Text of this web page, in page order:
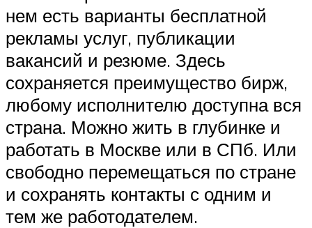
нем есть варианты бесплатной
рекламы услуг, публикации
вакансий и резюме. Здесь
сохраняется преимущество бирж,
любому исполнителю доступна вся
страна. Можно жить в глубинке и
работать в Москве или в СПб. Или
свободно перемещаться по стране
и сохранять контакты с одним и
тем же работодателем.